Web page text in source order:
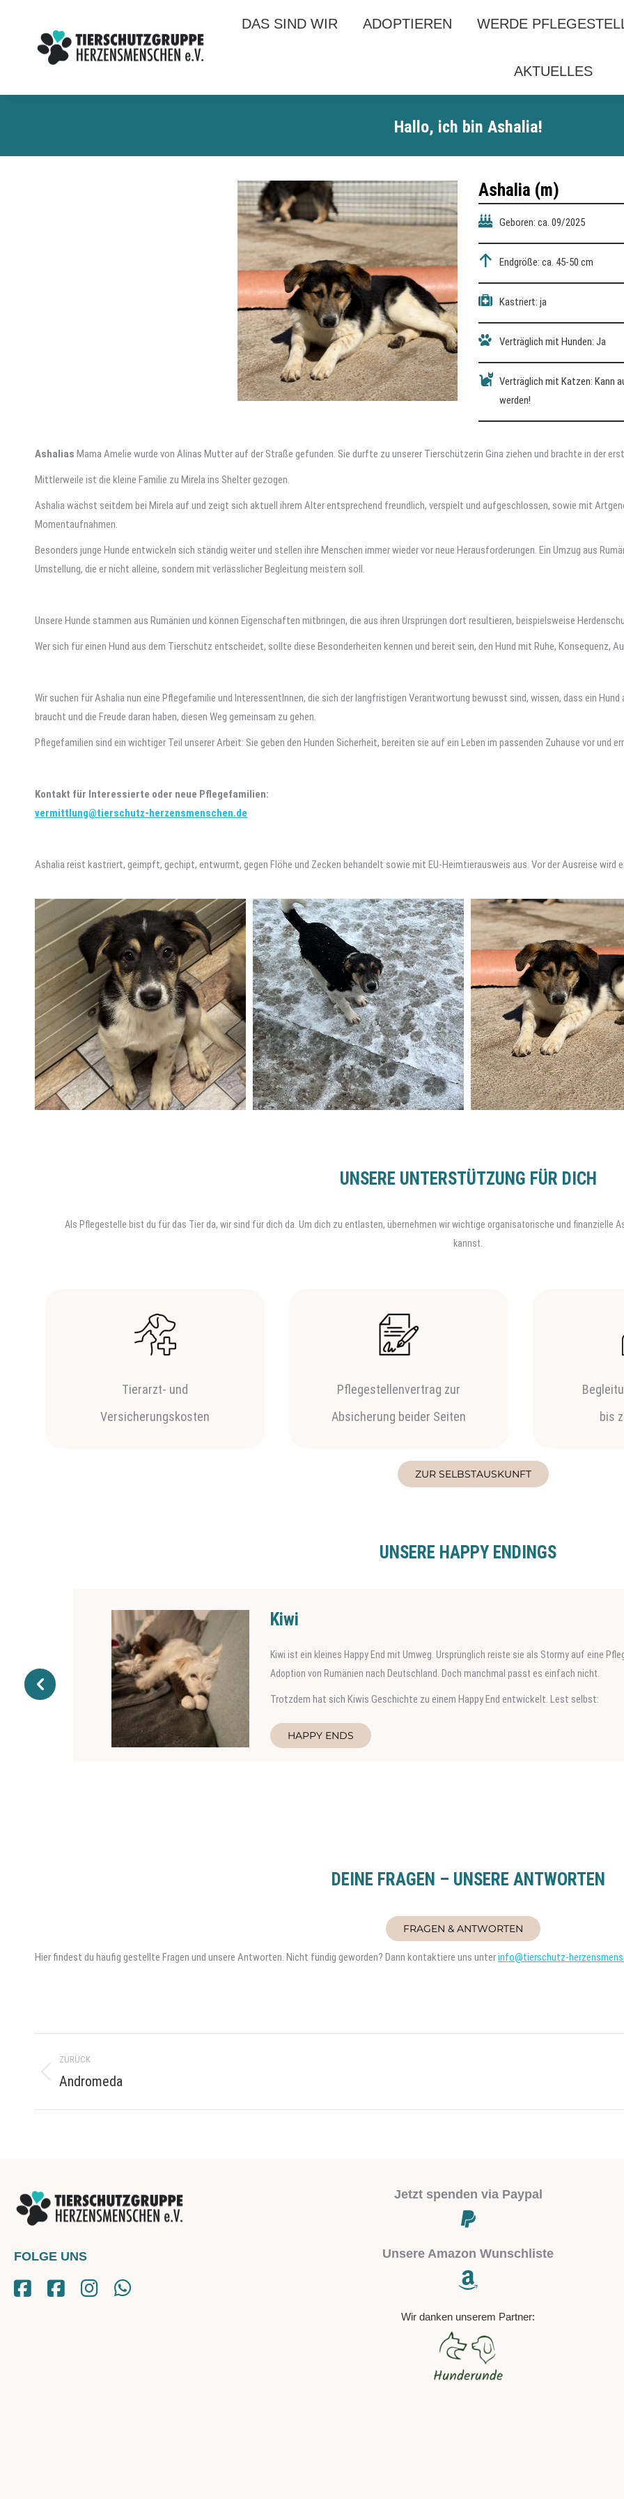
DAS SIND WIR ADOPTIEREN WERDE
AKTUELLES
Hallo, ich bin Ashalia!
Ashalia (m)
Geboren: ca. 09/2025
Endgröße: ca. 45-50 cm
Kastriert: ja
Verträglich mit Hunden: Ja
Verträglich mit Katzen: Kann
werden!
Ashalias Mama Amelie wurde von Alinas Mutter auf der Straße gefunden. Sie durfte zu unserer Tierschützerin Gina ziehen und brachte in der
Mittlerweile ist die kleine Familie zu Mirela ins Shelter gezogen.
Ashalia wächst seitdem bei Mirela auf und zeigt sich aktuell ihrem Alter entsprechend freundlich, verspielt und aufgeschlossen, sowie mit
Momentaufnahmen.
Besonders junge Hunde entwickeln sich ständig weiter und stellen ihre Menschen immer wieder vor neue Herausforderungen. Ein Umzug aus
Umstellung, die er nicht alleine, sondern mit verlässlicher Begleitung meistern soll.
Unsere Hunde stammen aus Rumänien und können Eigenschaften mitbringen, die aus ihren Ursprüngen dort resultieren, beispielsweise
Wer sich für einen Hund aus dem Tierschutz entscheidet, sollte diese Besonderheiten kennen und bereit sein, den Hund mit Ruhe, Konsequenz,
Wir suchen für Ashalia nun eine Pflegefamilie und InteressentInnen, die sich der langfristigen Verantwortung bewusst sind, wissen, dass ein
braucht und die Freude daran haben, diesen Weg gemeinsam zu gehen.
Pflegefamilien sind ein wichtiger Teil unserer Arbeit: Sie geben den Hunden Sicherheit, bereiten sie auf ein Leben im passenden Zuhause vor und
Kontakt für Interessierte oder neue Pflegefamilien:
vermittlung@tierschutz-herzensmenschen.de
Ashalia reist kastriert, geimpft, gechipt, entwurmt, gegen Flöhe und Zecken behandelt sowie mit EU-Heimtierausweis aus. Vor der Ausreise
UNSERE UNTERSTÜTZUNG FÜR DICH
Als Pflegestelle bist du für das Tier da, wir sind für dich da. Um dich zu entlasten, übernehmen wir wichtige organisatorische und finanzielle
kannst.
Tierarzt- und
Versicherungskosten
Pflegestellenvertrag zur
Absicherung beider Seiten
bis
ZUR SELBSTAUSKUNFT
UNSERE HAPPY ENDINGS
Werner
Der Kater Werner wurde von Dragos auf der Straße gefunden und in Sicherheit
schon nach Deutschland reisen und Teil einer Familie werden.
Wie Werner sich eingefunden hat könnt ihr hier lesen:
HAPPY ENDS
DEINE FRAGEN – UNSERE ANTWORTEN
FRAGEN & ANTWORTEN
Hier findest du häufig gestellte Fragen und unsere Antworten. Nicht fündig geworden? Dann kontaktiere uns unterinfo@tierschutz-
Project
navigation
ZURÜCK
Previous
Andromeda
FOLGE UNS
Jetzt spenden via Paypal
Unsere Amazon Wunschliste
Wir danken unserem Partner:
DAS SIND WIR ADOPTIEREN WERDE
AKTUELLES